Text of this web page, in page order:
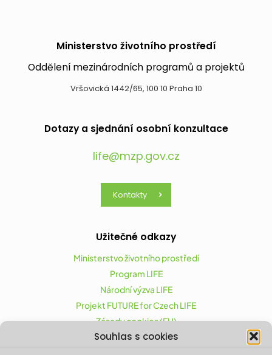
Souhlas s cookies
Ministerstvo životního prostředí
Oddělení mezinárodních programů a projektů
Vršovická 1442/65, 100 10 Praha 10
Dotazy a sjednání osobní konzultace
life@mzp.gov.cz
Kontakty
Užitečné odkazy
Ministerstvo životního prostředí
Program LIFE
Národní výzva LIFE
Projekt FUTURE for Czech LIFE
Zásady cookies (EU)